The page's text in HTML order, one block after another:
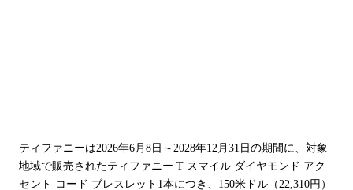
ティファニーは2026年6月8日～2028年12月31日の期間に、対象
地域で販売されたティファニー T スマイル ダイヤモンド アク
セント コード ブレスレット1本につき、150米ドル（22,310円）